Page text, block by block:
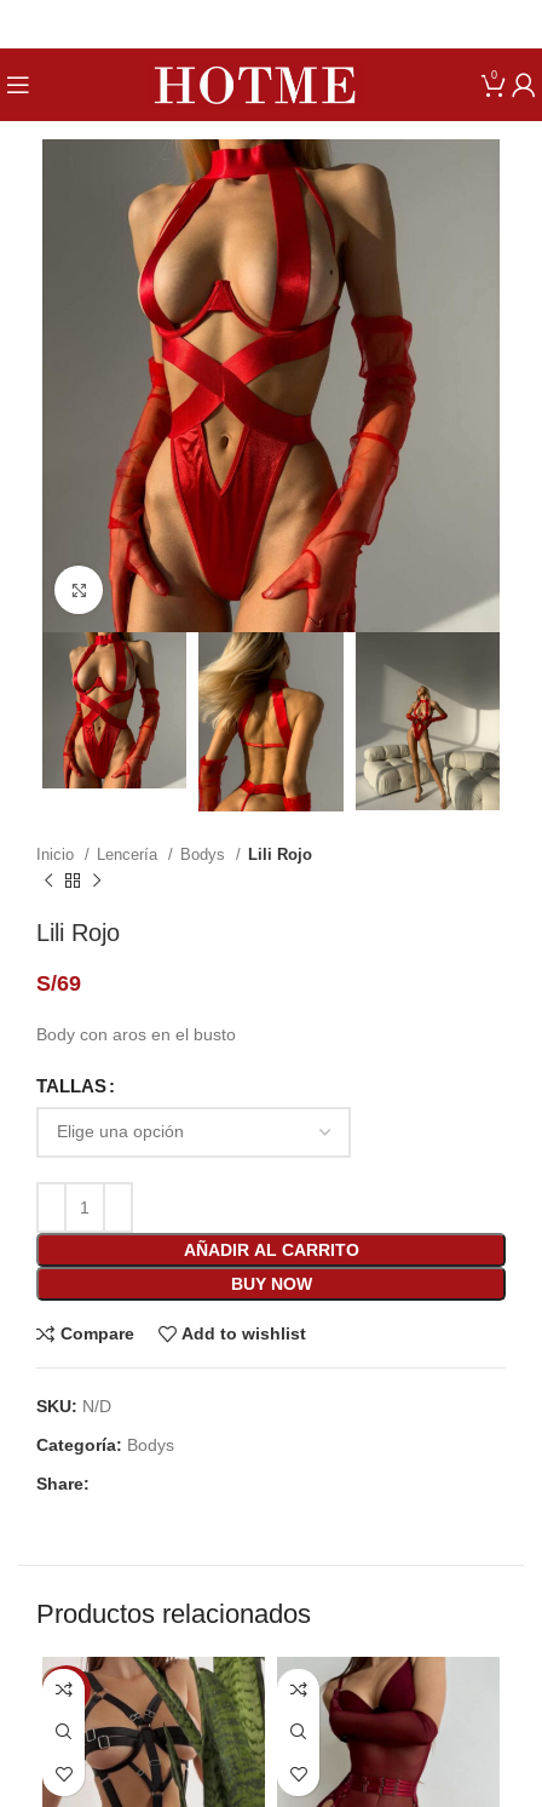
0
Click to enlarge
Inicio Lencería Bodys Lili Rojo
Lili Rojo
S/69
Body con aros en el busto
TALLAS
AÑADIR AL CARRITO
BUY NOW
Compare Add to wishlist
SKU: N/D
Categoría: Bodys
Share:
Productos relacionados
-10%